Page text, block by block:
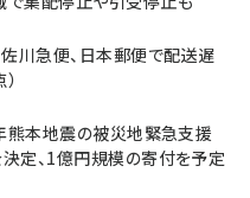
佐川急便、日本郵便で配送遅
熊本地震の被災地緊急支援
定、1億円規模の寄付を予定